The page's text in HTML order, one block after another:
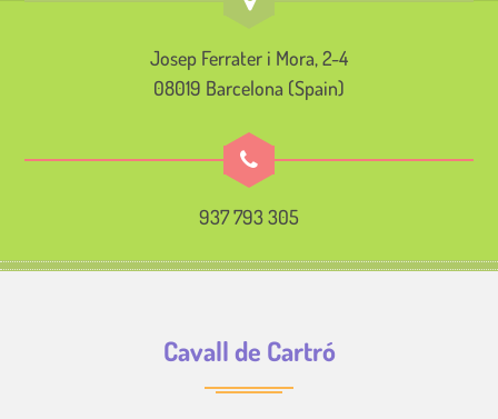
Josep Ferrater i Mora, 2-4
08019 Barcelona (Spain)
937 793 305
Cavall de Cartró